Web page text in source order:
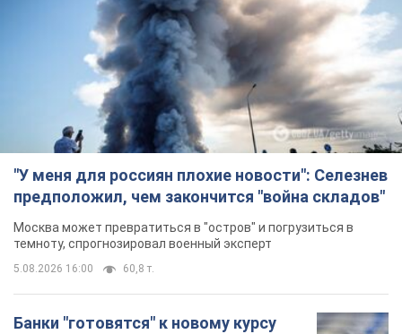
"У меня для россиян плохие новости": Селезнев
предположил, чем закончится "война складов"
Москва может превратиться в "остров" и погрузиться в
темноту, спрогнозировал военный эксперт
5.08.2026 16:00 60,8 т.
Банки "готовятся" к новому курсу